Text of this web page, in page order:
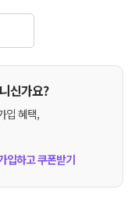
신가요?
입 혜택,
입하고 쿠폰받기